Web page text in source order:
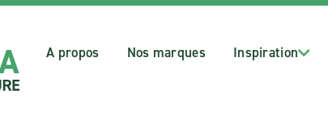
A propos Nos marques Inspiration